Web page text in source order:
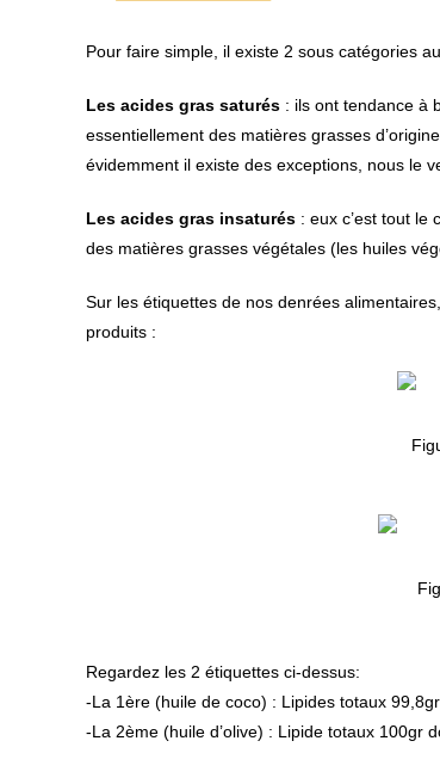
Pour faire simple, il existe 2 sous catégories
Les acides gras saturés : ils ont tendance à
essentiellement des matières grasses
évidemment il existe des exceptions, nous le
Les acides gras insaturés : eux c’est tout le
des matières grasses végétales (les huiles
Sur les étiquettes de nos denrées
produits :
Regardez les 2 étiquettes ci-dessus:
-La 1ère (huile de coco) : Lipides totaux
-La 2ème (huile d’olive) : Lipide totaux 100gr